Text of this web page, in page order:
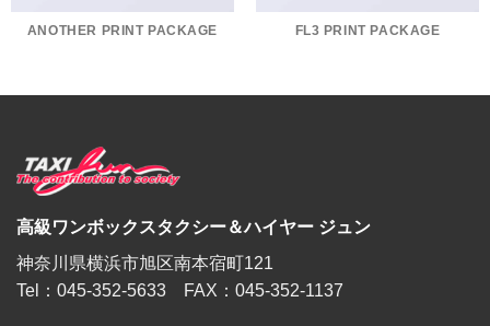
ANOTHER PRINT PACKAGE FL3 PRINT PACKAGE
高級ワンボックスタクシー＆ハイヤー ジュン
神奈川県横浜市旭区南本宿町121
Tel：045-352-5633 FAX：045-352-1137